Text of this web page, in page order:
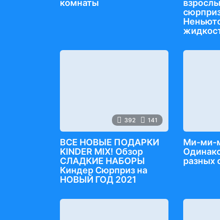
комнаты
392 141
ВСЕ НОВЫЕ ПОДАРКИ
KINDER MIX! Обзор
СЛАДКИЕ НАБОРЫ
Киндер Сюрприз на
НОВЫЙ ГОД 2021
Ми-ми-
разных